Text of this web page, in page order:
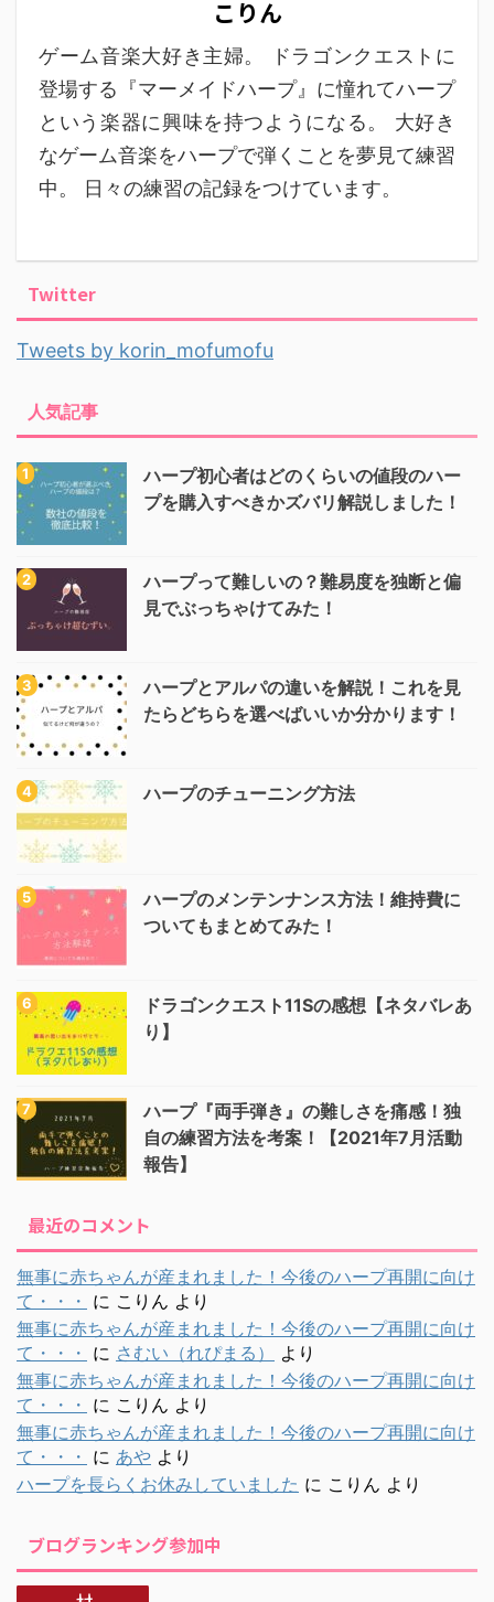
こりん
ゲーム音楽大好き主婦。 ドラゴンクエストに
登場する『マーメイドハープ』に憧れてハープ
という楽器に興味を持つようになる。 大好き
なゲーム音楽をハープで弾くことを夢見て練習
中。 日々の練習の記録をつけています。
Twitter
Tweets by korin_mofumofu
人気記事
ハープ初心者はどのくらいの値段のハー
プを購入すべきかズバリ解説しました！
ハープって難しいの？難易度を独断と偏
見でぶっちゃけてみた！
ハープとアルパの違いを解説！これを見
たらどちらを選べばいいか分かります！
ハープのチューニング方法
ハープのメンテンナンス方法！維持費に
ついてもまとめてみた！
ドラゴンクエスト11Sの感想【ネタバレあ
り】
ハープ『両手弾き』の難しさを痛感！独
自の練習方法を考案！【2021年7月活動
報告】
最近のコメント
無事に赤ちゃんが産まれました！今後のハープ再開に向け
て・・・ に こりん より
無事に赤ちゃんが産まれました！今後のハープ再開に向け
て・・・ に さむい（れぴまる）
より
無事に赤ちゃんが産まれました！今後のハープ再開に向け
て・・・ に こりん より
無事に赤ちゃんが産まれました！今後のハープ再開に向け
て・・・ に あや より
ハープを長らくお休みしていました に こりん より
ブログランキング参加中